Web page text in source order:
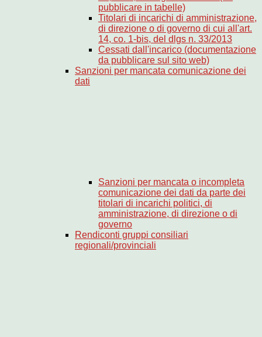
pubblicare in tabelle)
Titolari di incarichi di amministrazione,
di direzione o di governo di cui all'art.
14, co. 1-bis, del dlgs n. 33/2013
Cessati dall'incarico (documentazione
da pubblicare sul sito web)
Sanzioni per mancata comunicazione dei
dati
Sanzioni per mancata o incompleta
comunicazione dei dati da parte dei
titolari di incarichi politici, di
amministrazione, di direzione o di
governo
Rendiconti gruppi consiliari
regionali/provinciali